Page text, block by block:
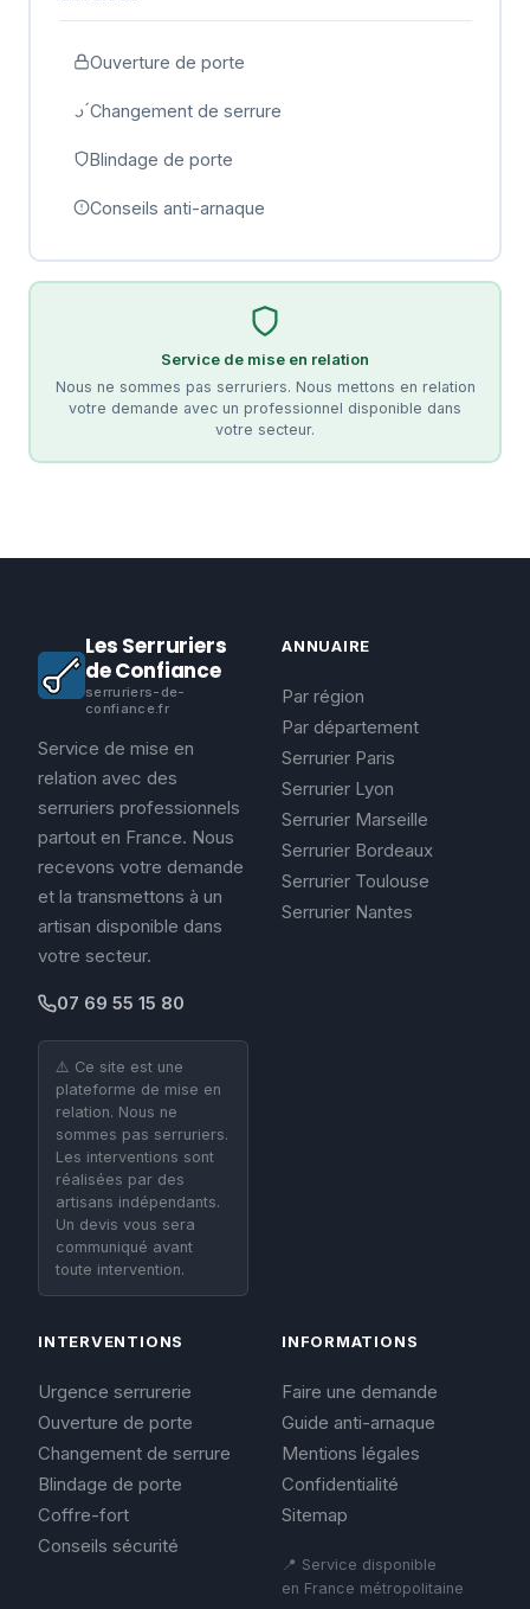
Ouverture de porte
Changement de serrure
Blindage de porte
Conseils anti-arnaque
Service de mise en relation
Nous ne sommes pas serruriers. Nous mettons en relation
votre demande avec un professionnel disponible dans
votre secteur.
Les Serruriers
de Confiance
serruriers-de-
confiance.fr
Service de mise en
relation avec des
serruriers professionnels
partout en France. Nous
recevons votre demande
et la transmettons à un
artisan disponible dans
votre secteur.
07 69 55 15 80
⚠️ Ce site est une
plateforme de mise en
relation. Nous ne
sommes pas serruriers.
Les interventions sont
réalisées par des
artisans indépendants.
Un devis vous sera
communiqué avant
toute intervention.
ANNUAIRE
Par région
Par département
Serrurier Paris
Serrurier Lyon
Serrurier Marseille
Serrurier Bordeaux
Serrurier Toulouse
Serrurier Nantes
INTERVENTIONS
Urgence serrurerie
Ouverture de porte
Changement de serrure
Blindage de porte
Coffre-fort
Conseils sécurité
INFORMATIONS
Faire une demande
Guide anti-arnaque
Mentions légales
Confidentialité
Sitemap
📍 Service disponible
en France métropolitaine